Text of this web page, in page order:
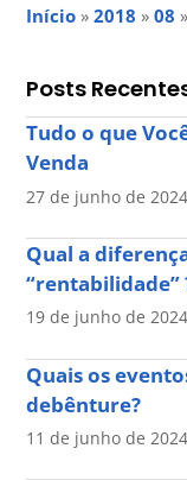
Início » 2018 » 08 »
Posts
Tudo o que
Venda
27 de junho de 2024
Qual a
“rentabilidade”
19 de junho de 2024
Quais os
debênture?
11 de junho de 2024